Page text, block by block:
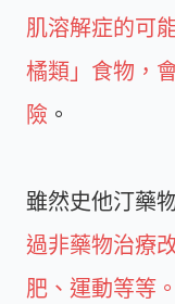
肌溶解症的可
橘類」食物，
險 。
雖然史他汀藥
過非藥物治療
肥、運動等等